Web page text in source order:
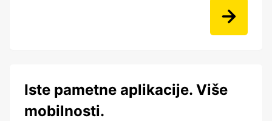
Iste pametne aplikacije. Više
mobilnosti.